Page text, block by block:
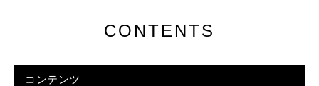
CONTENTS
コンテンツ